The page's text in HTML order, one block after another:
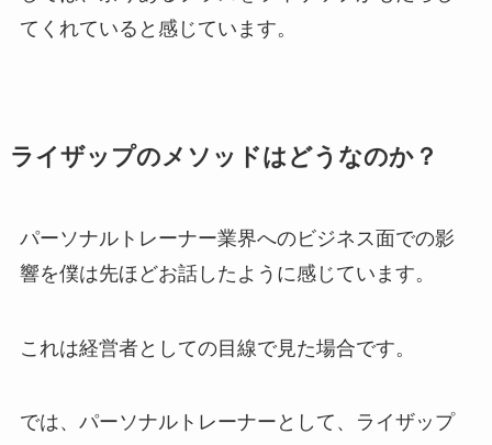
てくれていると感じています。
ライザップのメソッドはどうなのか？
パーソナルトレーナー業界へのビジネス面での影
響を僕は先ほどお話したように感じています。
これは経営者としての目線で見た場合です。
では、パーソナルトレーナーとして、ライザップ